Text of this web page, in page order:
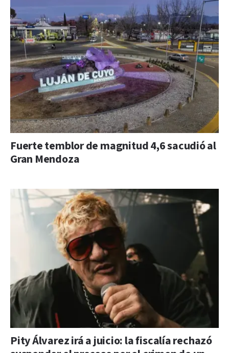
Fuerte temblor de magnitud 4,6 sacudió al
Gran Mendoza
Pity Álvarez irá a juicio: la fiscalía rechazó